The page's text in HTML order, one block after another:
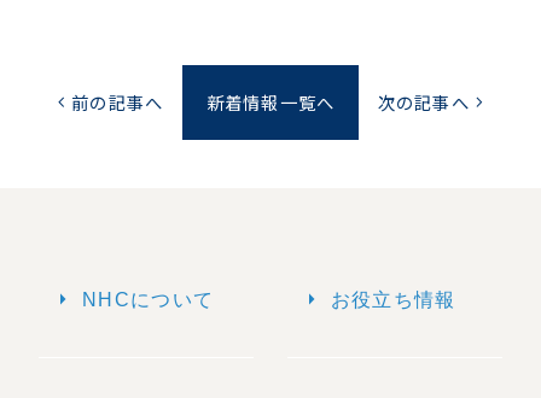
chevron_left 前の記事へ 新着情報一覧へ 次の記事へ chevron_right
arrow_right NHCについて arrow_right お役立ち情報